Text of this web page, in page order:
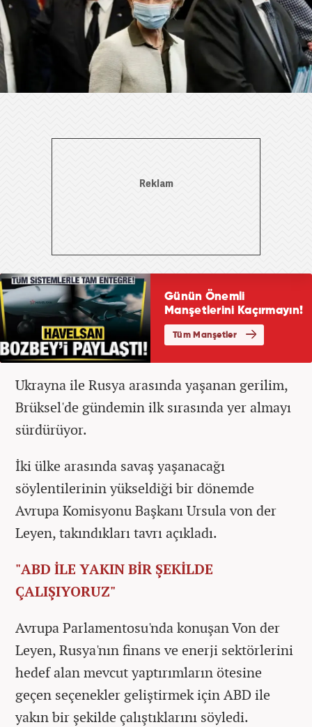
Ukrayna ile Rusya arasında yaşanan gerilim,
Brüksel'de gündemin ilk sırasında yer almayı
sürdürüyor.
İki ülke arasında savaş yaşanacağı
söylentilerinin yükseldiği bir dönemde
Avrupa Komisyonu Başkanı Ursula von der
Leyen, takındıkları tavrı açıkladı.
"ABD İLE YAKIN BİR ŞEKİLDE
ÇALIŞIYORUZ"
Avrupa Parlamentosu'nda konuşan Von der
Leyen, Rusya'nın finans ve enerji sektörlerini
hedef alan mevcut yaptırımların ötesine
geçen seçenekler geliştirmek için ABD ile
yakın bir şekilde çalıştıklarını söyledi.